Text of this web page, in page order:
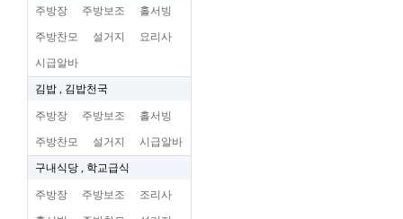
주방장 주방보조 홀서빙
주방찬모 설거지 요리사
시급알바
김밥 , 김밥천국
주방장 주방보조 홀서빙
주방찬모 설거지 시급알바
구내식당 , 학교급식
주방장 주방보조 조리사